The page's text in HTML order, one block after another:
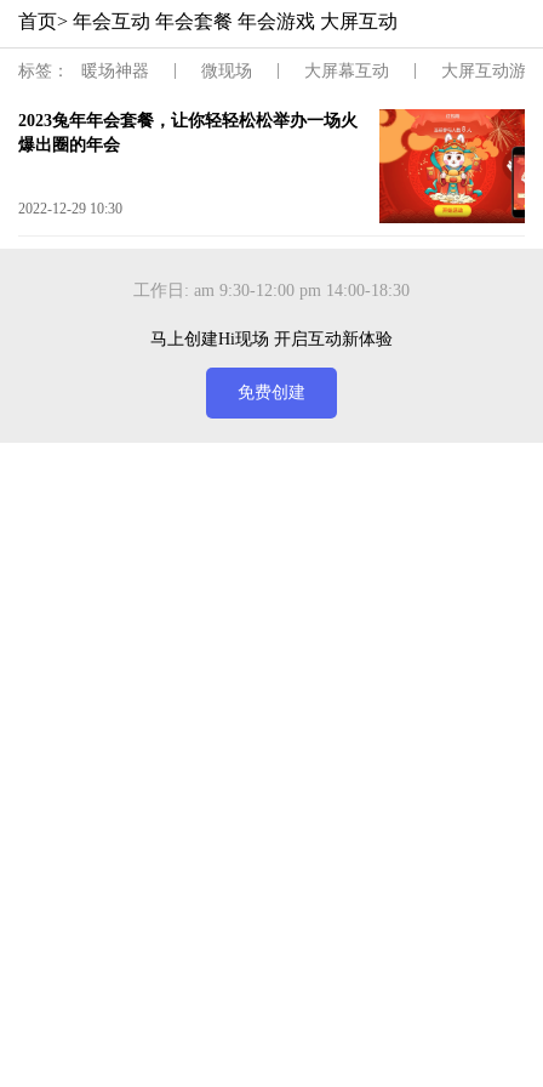
首页> 年会互动 年会套餐 年会游戏 大屏互动
标签： 暖场神器 微现场 大屏幕互动 大屏互动游戏
2023兔年年会套餐，让你轻轻松松举办一场火
爆出圈的年会
2022-12-29 10:30
工作日: am 9:30-12:00 pm 14:00-18:30
马上创建Hi现场 开启互动新体验
免费创建